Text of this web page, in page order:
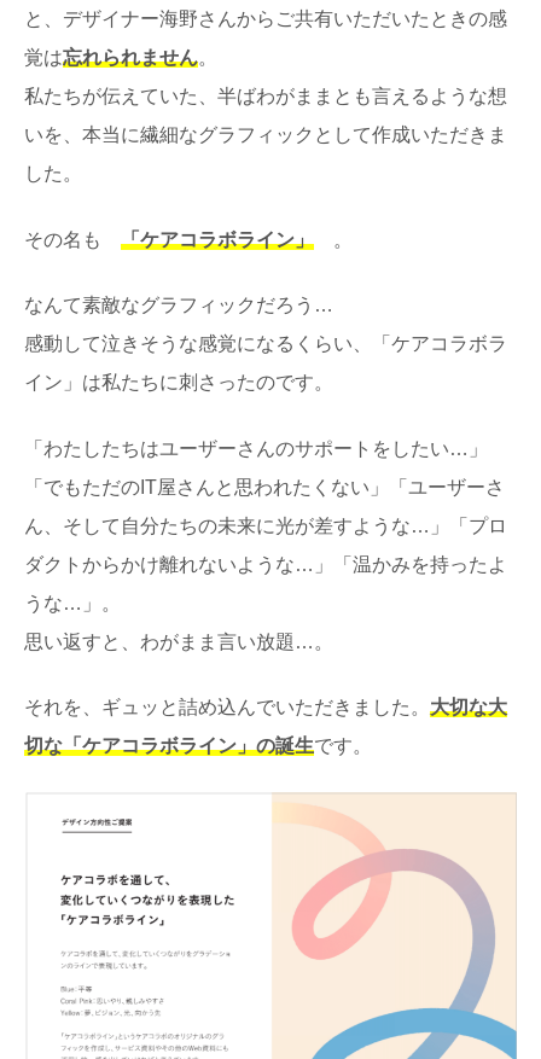
と、デザイナー海野さんからご共有いただいたときの感
覚は忘れられません。
私たちが伝えていた、半ばわがままとも言えるような想
いを、本当に繊細なグラフィックとして作成いただきま
した。
その名も 「ケアコラボライン」 。
なんて素敵なグラフィックだろう…
感動して泣きそうな感覚になるくらい、「ケアコラボラ
イン」は私たちに刺さったのです。
「わたしたちはユーザーさんのサポートをしたい…」
「でもただのIT屋さんと思われたくない」「ユーザーさ
ん、そして自分たちの未来に光が差すような…」「プロ
ダクトからかけ離れないような…」「温かみを持ったよ
うな…」。
思い返すと、わがまま言い放題…。
それを、ギュッと詰め込んでいただきました。 大切な大
切な「ケアコラボライン」の誕生です。